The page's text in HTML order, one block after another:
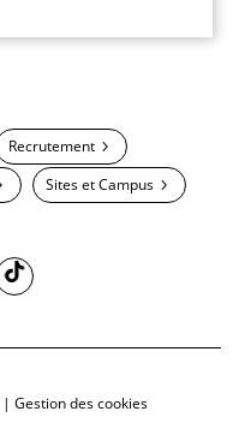
Recrutement
Sites et Campus
| Gestion des cookies